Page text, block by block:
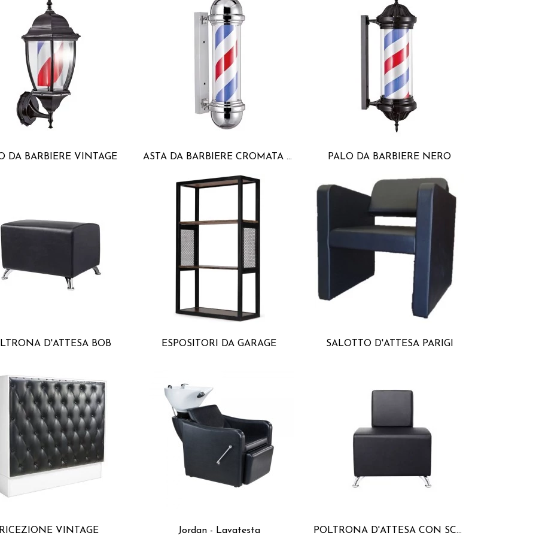
DA BARBIERE VINTAGE ASTA DA BARBIERE CROMATA PICCOLA PALO DA BARBIERE NERO
D'ATTESA BOB ESPOSITORI DA GARAGE SALOTTO D'ATTESA PARIGI
VINTAGE Jordan - Lavatesta POLTRONA D'ATTESA CON SCHIENALE BOB + JAY